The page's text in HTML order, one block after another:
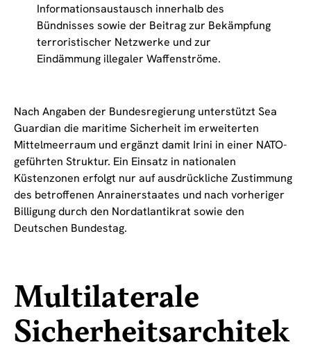
Informationsaustausch innerhalb des
Bündnisses sowie der Beitrag zur Bekämpfung
terroristischer Netzwerke und zur
Eindämmung illegaler Waffenströme.
Nach Angaben der Bundesregierung unterstützt Sea
Guardian die maritime Sicherheit im erweiterten
Mittelmeerraum und ergänzt damit Irini in einer NATO-
geführten Struktur. Ein Einsatz in nationalen
Küstenzonen erfolgt nur auf ausdrückliche Zustimmung
des betroffenen Anrainerstaates und nach vorheriger
Billigung durch den Nordatlantikrat sowie den
Deutschen Bundestag.
Multilaterale
Sicherheitsarchitek